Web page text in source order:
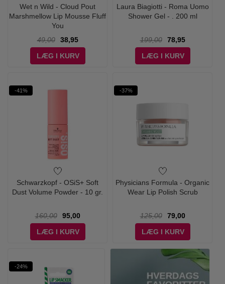
Wet n Wild - Cloud Pout
Marshmellow Lip Mousse Fluff
You
49,00
38,95
LÆG I KURV
Laura Biagiotti - Roma Uomo
Shower Gel - . 200 ml
199,00
78,95
LÆG I KURV
-41%
Schwarzkopf - OSiS+ Soft
Dust Volume Powder - 10 gr.
160,00
95,00
LÆG I KURV
-37%
Physicians Formula - Organic
Wear Lip Polish Scrub
125,00
79,00
LÆG I KURV
-24%